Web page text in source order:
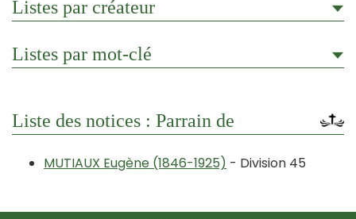
Listes par créateur
Listes par mot-clé
Liste des notices : Parrain de
MUTIAUX Eugène (1846-1925) - Division 45